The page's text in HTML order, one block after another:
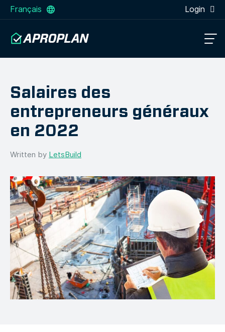
Français Login
Salaires des
entrepreneurs généraux
en 2022
Written by LetsBuild